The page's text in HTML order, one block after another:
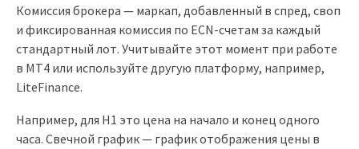
Комиссия брокера — маркап, добавленный в спред, своп
и фиксированная комиссия по ECN-счетам за каждый
стандартный лот. Учитывайте этот момент при работе
в MT4 или используйте другую платформу, например,
LiteFinance.
Например, для H1 это цена на начало и конец одного
часа. Свечной график — график отображения цены в